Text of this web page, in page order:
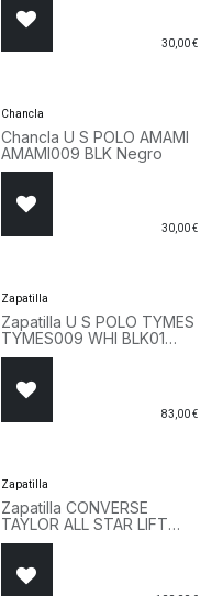
30,00€
Chancla
Chancla U S POLO AMAMI
AMAMI009 BLK Negro
30,00€
Zapatilla
Zapatilla U S POLO TYMES
TYMES009 WHI BLK01
Blanco
83,00€
Zapatilla
Zapatilla CONVERSE
TAYLOR ALL STAR LIFT
560251C Blanco